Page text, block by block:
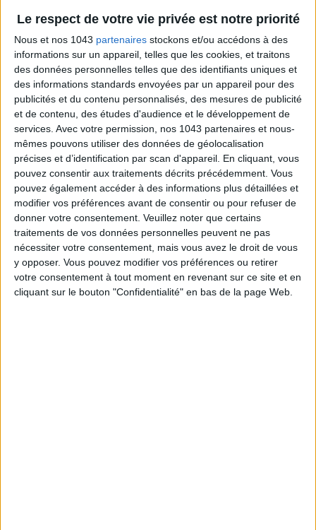
Le respect de votre vie privée est notre priorité
Nous et nos 1043 partenaires stockons et/ou accédons à des
informations sur un appareil, telles que les cookies, et traitons
des données personnelles telles que des identifiants uniques et
des informations standards envoyées par un appareil pour des
publicités et du contenu personnalisés, des mesures de publicité
et de contenu, des études d'audience et le développement de
services. Avec votre permission, nos 1043 partenaires et nous-
mêmes pouvons utiliser des données de géolocalisation
précises et d’identification par scan d'appareil. En cliquant, vous
pouvez consentir aux traitements décrits précédemment. Vous
pouvez également accéder à des informations plus détaillées et
modifier vos préférences avant de consentir ou pour refuser de
donner votre consentement. Veuillez noter que certains
traitements de vos données personnelles peuvent ne pas
nécessiter votre consentement, mais vous avez le droit de vous
y opposer. Vous pouvez modifier vos préférences ou retirer
votre consentement à tout moment en revenant sur ce site et en
cliquant sur le bouton "Confidentialité" en bas de la page Web.
ADOPT PARFUMS RÉVOLUTIONNE LA PARFUMERIE MADE IN FRANCE À PETIT PRIX
TOUT CE QUE VOUS DEVEZ FAIRE À PARIS EN AOÛT